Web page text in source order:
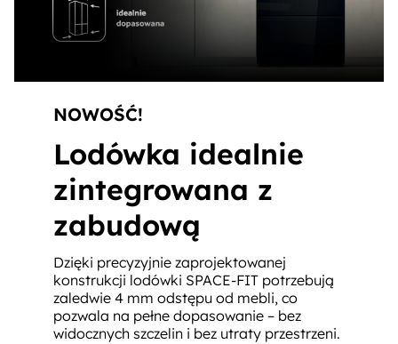
NOWOŚĆ!
Lodówka idealnie
zintegrowana z
zabudową
Dzięki precyzyjnie zaprojektowanej
konstrukcji lodówki SPACE-FIT potrzebują
zaledwie 4 mm odstępu od mebli, co
pozwala na pełne dopasowanie – bez
widocznych szczelin i bez utraty przestrzeni.